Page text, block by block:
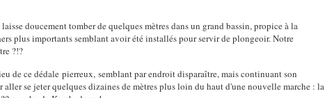
doucement tomber de quelques mètres dans un grand bassin, propice à la
plus importants semblant avoir été installés pour servir de plongeoir. Notre
?!?
de ce dédale pierreux, semblant par endroit disparaître, mais continuant son
se jeter quelques dizaines de mètres plus loin du haut d'une nouvelle marche : la